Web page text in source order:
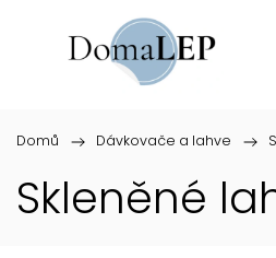
Domů / Dávkovače a lahve /
Skleněné